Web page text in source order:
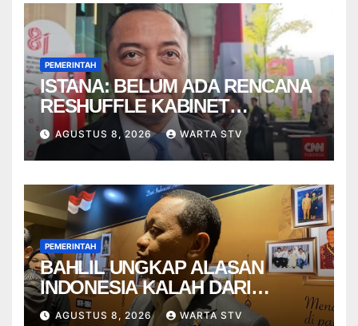
PEMERINTAH
ISTANA: BELUM ADA RENCANA
RESHUFFLE KABINET
AGUSTUS
AGUSTUS 8, 2026 WARTA STV
PEMERINTAH
BAHLIL UNGKAP ALASAN
INDONESIA KALAH DARI
VIETNAM
AGUSTUS 8, 2026 WARTA STV